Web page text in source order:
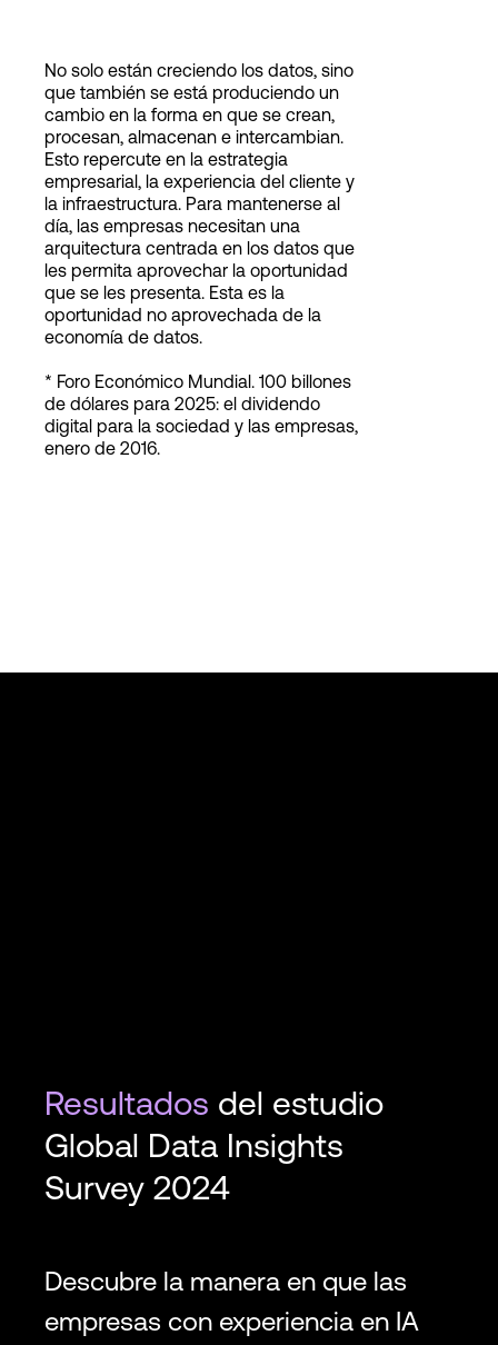
No solo están creciendo los datos, sino
que también se está produciendo un
cambio en la forma en que se crean,
procesan, almacenan e intercambian.
Esto repercute en la estrategia
empresarial, la experiencia del cliente y
la infraestructura. Para mantenerse al
día, las empresas necesitan una
arquitectura centrada en los datos que
les permita aprovechar la oportunidad
que se les presenta. Esta es la
oportunidad no aprovechada de la
economía de datos.
* Foro Económico Mundial. 100 billones
de dólares para 2025: el dividendo
digital para la sociedad y las empresas,
enero de 2016.
Resultados del estudio
Global Data Insights
Survey 2024
Descubre la manera en que las
empresas con experiencia en IA